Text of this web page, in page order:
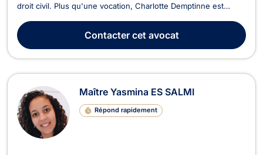
droit civil. Plus qu'une vocation, Charlotte Demptinne est
apportera, outre ses compétences, un réel soutien dans les
procédures que vous seriez amené à en...
Contactercet avocat
Maître Yasmina ES SALMI
Répond rapidement